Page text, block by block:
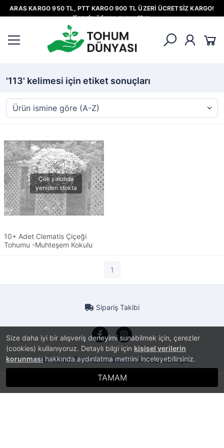
ARAS KARGO 950 TL, PTT KARGO 900 TL ÜZERİ ÜCRETSİZ KARGO!
Kapıda ödeme mevcuttur.
Size daha iyi bir alışveriş deneyimi sunabilmek için, çerezler
(cookies) kullanıyoruz. Detaylı bilgi için kişisel verilerin
korunmasıhakkında aydınlatma metnini inceleyebilirsiniz.
TAMAM
'113' kelimesi için etiket sonuçları
10+ Adet Clematis Çiçeği
Tohumu -Muhteşem Kokulu
1
Sipariş Takibi
PlatinMarket®E-Ticaret Sistemiİle Hazırlanmıştır.